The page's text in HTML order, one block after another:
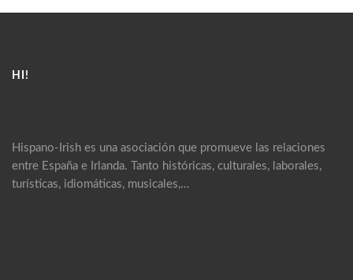
HI!
Hispano-Irish es una asociación que promueve las relaciones
entre España e Irlanda. Tanto históricas, culturales, laborales,
turísticas, idiomáticas, musicales,…